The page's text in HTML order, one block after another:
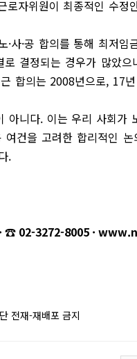
로자위원이 최종적인 수
·사·공 합의를 통해 최저
결정되는 경우가 많았
합의는 2008년으로, 17
아니다. 이는 우리 사회가
건을 고려한 합리적인
.
☎ 02-3272-8005 ·
전재-재배포 금지